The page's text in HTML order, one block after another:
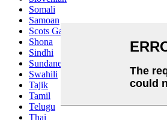
Somali
Samoan
Scots Gaelic
Shona
Sindhi
Sundanese
Swahili
Tajik
Tamil
Telugu
Thai